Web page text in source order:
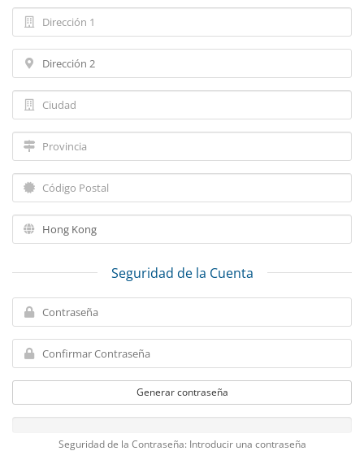
Seguridad de la Cuenta
Generar contraseña
Seguridad de la Contraseña: Introducir una contraseña